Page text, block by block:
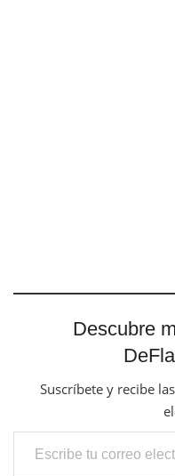
Descubre
Suscríbete y recibe
Escribe tu correo electrónico…